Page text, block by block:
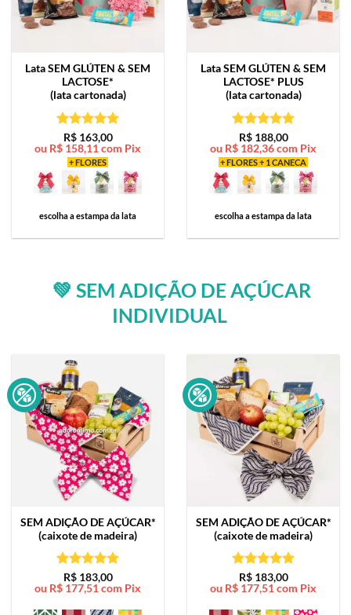
LataSEM GLÚTEN & SEM
LACTOSE*
(lata cartonada)
Avaliação5
de 5
R$163,00
ou R$ 158,11 com Pix
+ FLORES
escolha a estampa da lata
LataSEM GLÚTEN & SEM
LACTOSE* PLUS
(lata cartonada)
Avaliação5
de 5
R$188,00
ou R$ 182,36com Pix
+ FLORES + 1 CANECA
escolha a estampa da lata
💚 SEM ADIÇÃO DE AÇÚCAR
INDIVIDUAL
SEM ADIÇÃO DE AÇÚCAR*
(caixote de madeira)
Avaliação5
de 5
R$183,00
ou R$ 177,51com Pix
SEM ADIÇÃO DE AÇÚCAR*
(caixote de madeira)
Avaliação5
de 5
R$183,00
ou R$ 177,51com Pix